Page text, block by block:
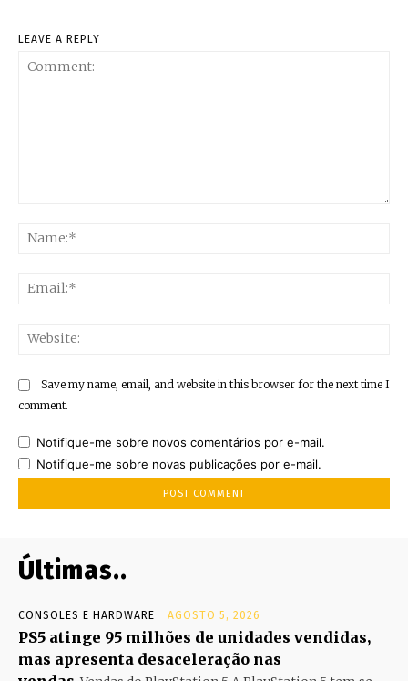
LEAVE A REPLY
Save my name, email, and website in this browser for the next time I
comment.
Notifique-me sobre novos comentários por e-mail.
Notifique-me sobre novas publicações por e-mail.
Últimas..
CONSOLES E HARDWARE AGOSTO 5, 2026
PS5 atinge 95 milhões de unidades vendidas,
mas apresenta desaceleração nas